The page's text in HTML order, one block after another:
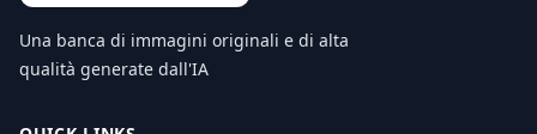
Una banca di immagini originali e di alta
qualità generate dall'IA